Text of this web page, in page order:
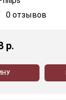
0 отзывов
p.